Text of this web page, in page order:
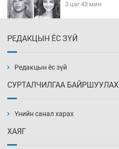
3 цаг 43 мин
4 цаг 13 мин
нэмэгджээ
РЕДАКЦЫН ЁС ЗҮЙ
Редакцын ёс зүй
СУРТАЛЧИЛГАА БАЙРШУУЛАХ
Үнийн санал харах
ХАЯГ